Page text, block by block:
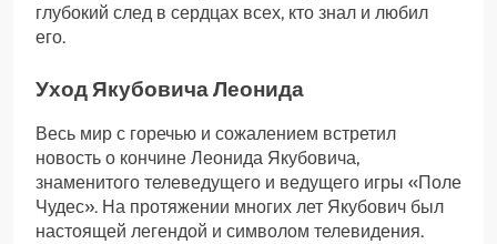
глубокий след в сердцах всех, кто знал и любил
его.
Уход Якубовича Леонида
Весь мир с горечью и сожалением встретил
новость о кончине Леонида Якубовича,
знаменитого телеведущего и ведущего игры «Поле
Чудес». На протяжении многих лет Якубович был
настоящей легендой и символом телевидения.